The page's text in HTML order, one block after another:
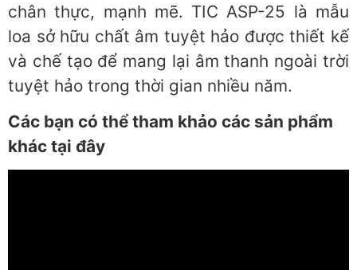
chân thực, mạnh mẽ. TIC ASP-25 là mẫu
loa sở hữu chất âm tuyệt hảo được thiết kế
và chế tạo để mang lại âm thanh ngoài trời
tuyệt hảo trong thời gian nhiều năm.
Các bạn có thể tham khảo các sản phẩm
khác tại đây